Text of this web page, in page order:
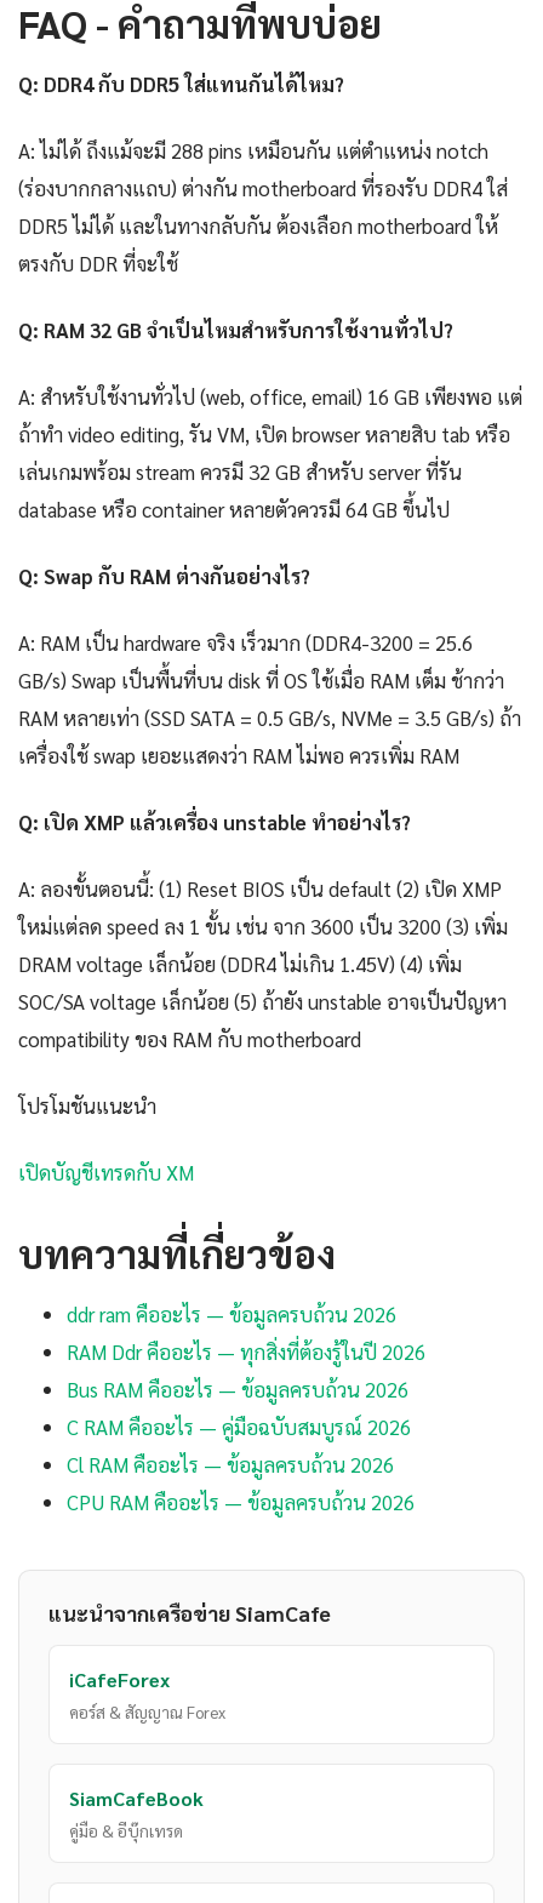
FAQ - คำถามที่พบบ่อย
Q: DDR4 กับ DDR5 ใส่แทนกันได้ไหม?
A: ไม่ได้ ถึงแม้จะมี 288 pins เหมือนกัน แต่ตำแหน่ง notch
(ร่องบากกลางแถบ) ต่างกัน motherboard ที่รองรับ DDR4 ใส่
DDR5 ไม่ได้ และในทางกลับกัน ต้องเลือก motherboard ให้
ตรงกับ DDR ที่จะใช้
Q: RAM 32 GB จำเป็นไหมสำหรับการใช้งานทั่วไป?
A: สำหรับใช้งานทั่วไป (web, office, email) 16 GB เพียงพอ แต่
ถ้าทำ video editing, รัน VM, เปิด browser หลายสิบ tab หรือ
เล่นเกมพร้อม stream ควรมี 32 GB สำหรับ server ที่รัน
database หรือ container หลายตัวควรมี 64 GB ขึ้นไป
Q: Swap กับ RAM ต่างกันอย่างไร?
A: RAM เป็น hardware จริง เร็วมาก (DDR4-3200 = 25.6
GB/s) Swap เป็นพื้นที่บน disk ที่ OS ใช้เมื่อ RAM เต็ม ช้ากว่า
RAM หลายเท่า (SSD SATA = 0.5 GB/s, NVMe = 3.5 GB/s) ถ้า
เครื่องใช้ swap เยอะแสดงว่า RAM ไม่พอ ควรเพิ่ม RAM
Q: เปิด XMP แล้วเครื่อง unstable ทำอย่างไร?
A: ลองขั้นตอนนี้: (1) Reset BIOS เป็น default (2) เปิด XMP
ใหม่แต่ลด speed ลง 1 ขั้น เช่น จาก 3600 เป็น 3200 (3) เพิ่ม
DRAM voltage เล็กน้อย (DDR4 ไม่เกิน 1.45V) (4) เพิ่ม
SOC/SA voltage เล็กน้อย (5) ถ้ายัง unstable อาจเป็นปัญหา
compatibility ของ RAM กับ motherboard
โปรโมชันแนะนำ
เปิดบัญชีเทรดกับ XM
บทความที่เกี่ยวข้อง
ddr ram คืออะไร — ข้อมูลครบถ้วน 2026
RAM Ddr คืออะไร — ทุกสิ่งที่ต้องรู้ในปี 2026
Bus RAM คืออะไร — ข้อมูลครบถ้วน 2026
C RAM คืออะไร — คู่มือฉบับสมบูรณ์ 2026
Cl RAM คืออะไร — ข้อมูลครบถ้วน 2026
CPU RAM คืออะไร — ข้อมูลครบถ้วน 2026
แนะนำจากเครือข่าย SiamCafe
iCafeForex
คอร์ส & สัญญาณ Forex
SiamCafeBook
คู่มือ & อีบุ๊กเทรด